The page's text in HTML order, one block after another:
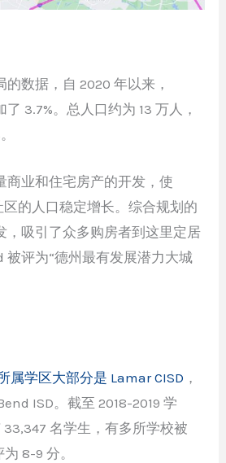
数据，自 2020 年以来，
3.7%。总人口约为 13 万人，
商业和住宅房产的开发，使
的人口稳定增长。综合规划的
，吸引了众多购房者到这里定居
评为“德州最有发展潜力大城
属学区大部分是 Lamar CISD ，
ISD。截至 2018-2019 学
33,347 名学生，有多所学校被
8-9 分。